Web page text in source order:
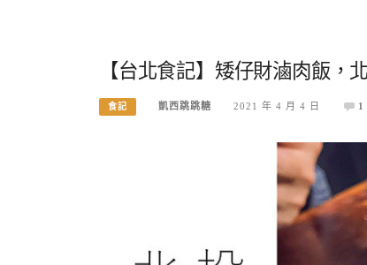
【台北食記】矮仔財滷肉飯，
食記 凱西跳跳糖 2021 年 4 月 4 日 1